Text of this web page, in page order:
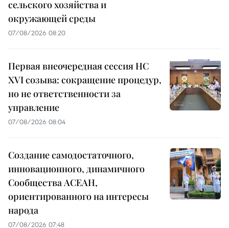
сельского хозяйства и
окружающей среды
07/08/2026 08:20
Первая внеочередная сессия НС
XVI созыва: сокращение процедур,
но не ответственности за
управление
07/08/2026 08:04
Создание самодостаточного,
инновационного, динамичного
Сообщества АСЕАН,
ориентированного на интересы
народа
07/08/2026 07:48